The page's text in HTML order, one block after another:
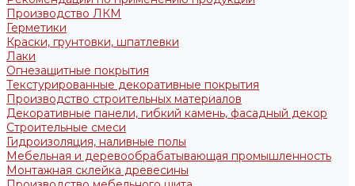
Производство ЛКМ
Герметики
Краски, грунтовки, шпатлевки
Лаки
Огнезащитные покрытия
Текстурированные декоративные покрытия
Производство строительных материалов
Декоративные панели, гибкий камень, фасадный декор
Строительные смеси
Гидроизоляция, наливные полы
Мебельная и деревообрабатывающая промышленность
Монтажная склейка древесины